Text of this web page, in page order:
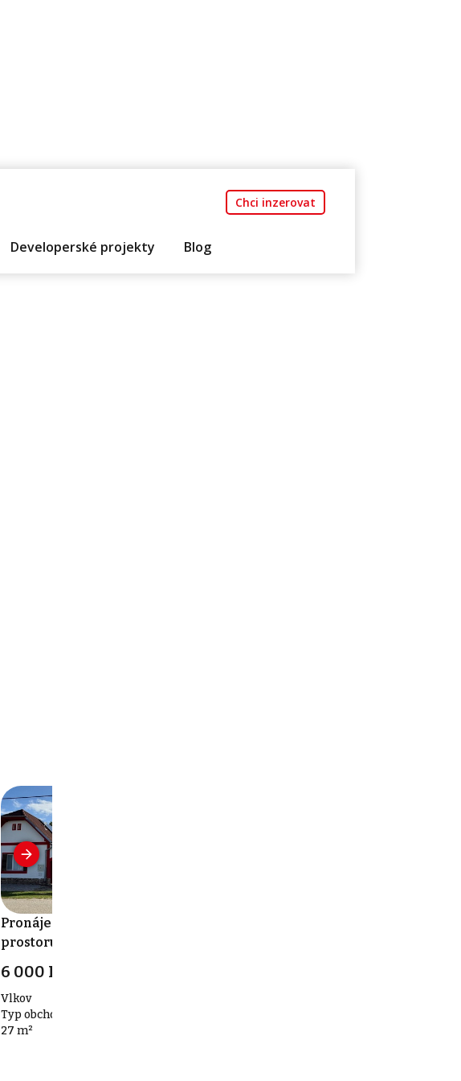
Chci inzerovat
Developerské projekty Blog
Pronájem obchodního
prostoru 27 m², Vlkov
6 000 Kč za měsíc
Vlkov
Typ obchodní prostory • Plocha
27 m²